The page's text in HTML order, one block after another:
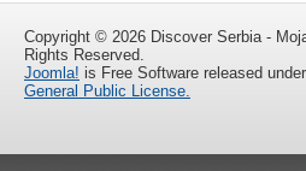
Copyright © 2026 Discover Serbia -
Rights Reserved.
Joomla! is Free Software released
General Public License.